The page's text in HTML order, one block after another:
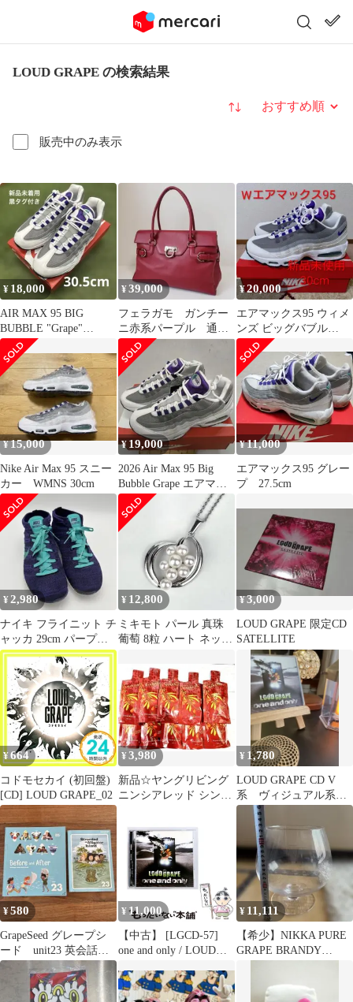
LOUD GRAPE の検索結果
販売中のみ表示
並び替え
¥ 18,000
AIR MAX 95 BIG
BUBBLE "Grape"
30.5cm
¥39,000
フェラガモ ガンチー
ニ赤系パープル 通勤
通学バッグ グレープ
カラー シルバー金具
¥20,000
エアマックス95 ウィメ
ンズ ビッグバブル
30cm
¥15,000
Nike Air Max 95 スニー
カー WMNS 30cm
¥ 19,000
2026 Air Max 95 Big
Bubble Grape エアマッ
クス
¥11,000
エアマックス95 グレー
プ 27.5cm
¥2,980
ナイキ フライニット チ
ャッカ 29cm パープル
美品 639699
¥ 12,800
ミキモト パール 真珠
葡萄 8粒 ハート ネック
¥3,000
LOUD GRAPE 限定CD
SATELLITE
¥664
コドモセカイ (初回盤)
[CD] LOUD GRAPE_02
¥3,980
新品☆ヤングリビング
ニンシアレッド シング
¥ 1,780
LOUD GRAPE CD V
系 ヴィジュアル系
少女ロリヰタ23区
BAN
¥580
GrapeSeed グレープシ
ード unit23 英会話教
材
¥ 11,000
【中古】 [LGCD-57]
one and only / LOUD
¥ 11,111
【希少】NIKKA PURE
GRAPE BRANDY